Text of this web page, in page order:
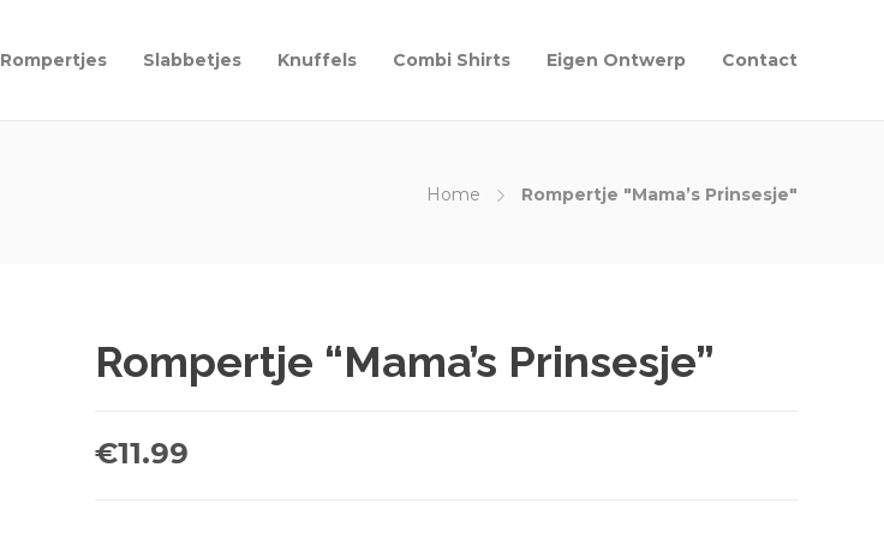
Rompertjes Slabbetjes Knuffels Combi Shirts Eigen Ontwerp Contact
Home Rompertje "Mama’s Prinsesje"
Rompertje “Mama’s Prinsesje”
€11.99